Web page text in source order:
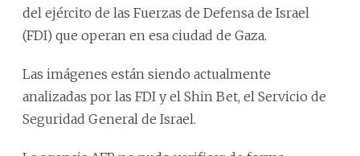
del ejército de las Fuerzas de Defensa de Israel
(FDI) que operan en esa ciudad de Gaza.
Las imágenes están siendo actualmente
analizadas por las FDI y el Shin Bet, el Servicio de
Seguridad General de Israel.